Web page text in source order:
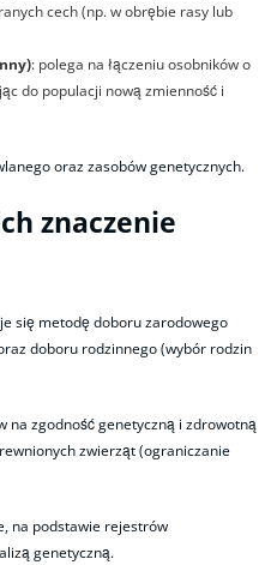
cech (np. w obrębie rasy lub
: polega na łączeniu osobników o
do populacji nową zmienność i
oraz zasobów genetycznych.
znaczenie
się metodę doboru zarodowego
doboru rodzinnego (wybór rodzin
na zgodność genetyczną i zdrowotną
zwierząt (ograniczanie
na podstawie rejestrów
genetyczną.